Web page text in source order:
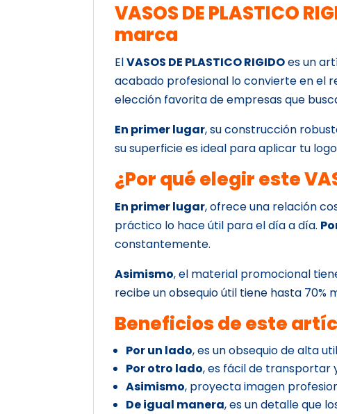
VASOS DE PLASTICO
marca
ElVASOS DE PLASTICO RIGIDOes un
acabado profesional lo convierte en el
elección favorita de empresas que
En primer lugar, su construcción
su superficie es ideal para aplicar tu
¿Por qué elegir este
En primer lugar, ofrece una relación
práctico lo hace útil para el día a día.
constantemente.
Asimismo, el material promocional
recibe un obsequio útil tiene hasta
Beneficios de este
Por un lado, es un obsequio de alta
Por otro lado, es fácil de transportar
Asimismo, proyecta imagen
De igual manera, es un detalle que